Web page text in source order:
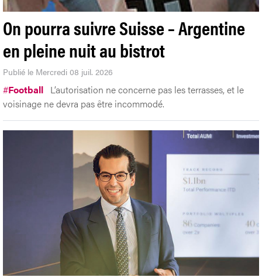
On pourra suivre Suisse – Argentine
en pleine nuit au bistrot
Publié le Mercredi 08 juil. 2026
#Football L’autorisation ne concerne pas les terrasses, et le
voisinage ne devra pas être incommodé.